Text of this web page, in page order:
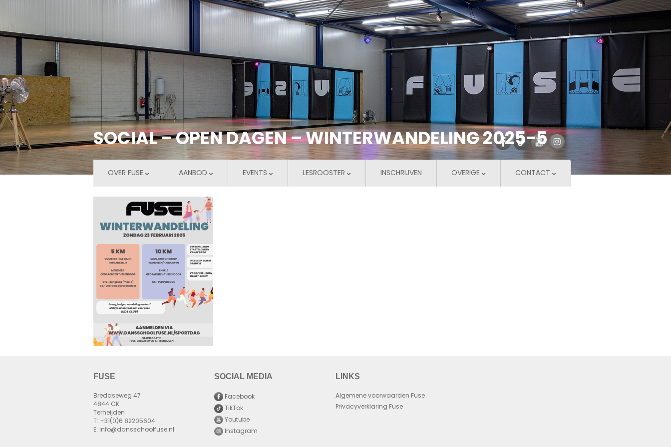
SOCIAL – OPEN DAGEN – WINTERWANDELING 2025-5
OVER FUSE AANBOD EVENTS LESROOSTER INSCHRIJVEN OVERIGE CONTACT
FUSE
Bredaseweg 47
4844 CK
Terheijden
T: +31(0)6 82205604
E: info@dansschoolfuse.nl
SOCIAL MEDIA
Facebook
TikTok
Youtube
Instagram
LINKS
Algemene voorwaarden Fuse
Privacyverklaring Fuse